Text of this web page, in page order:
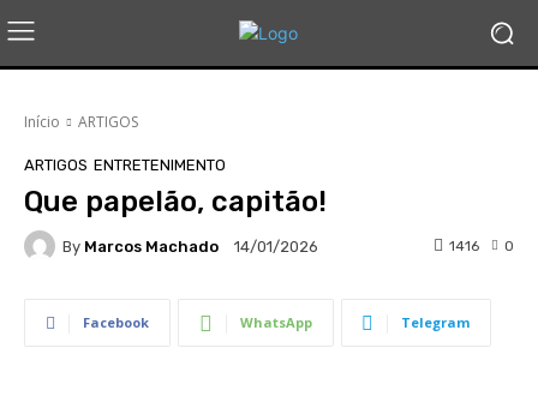
Início ARTIGOS
ARTIGOS ENTRETENIMENTO
Que papelão, capitão!
By Marcos Machado 14/01/2026 0
1416
Facebook WhatsApp Telegram